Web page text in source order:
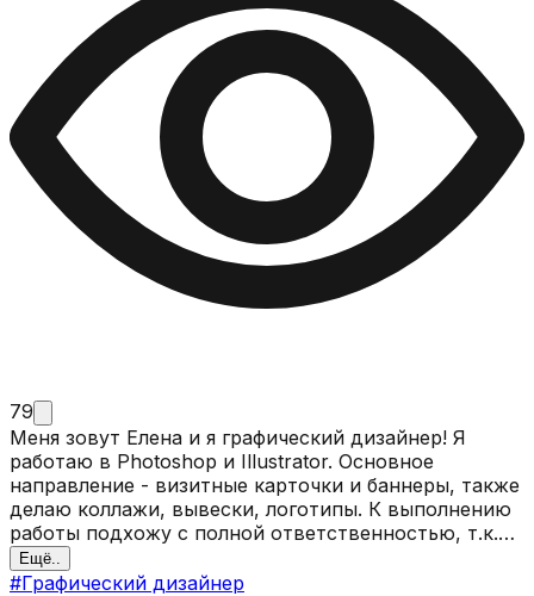
79
Меня зовут Елена и я графический дизайнер! Я
работаю в Photoshop и Illustrator. Основное
направление - визитные карточки и баннеры, также
делаю коллажи, вывески, логотипы. К выполнению
работы подхожу с полной ответственностью, т.к.
для меня важен результат и дальнейшее развитие
по этому направлению.
Ещё..
#Графический дизайнер